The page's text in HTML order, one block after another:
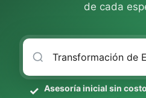
de cada
Asesoría inicial sin costo